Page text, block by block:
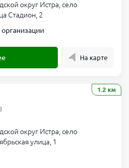
округ Истра, село
Стадион, 2
На карте
1.2 км
округ Истра, село
улица, 1